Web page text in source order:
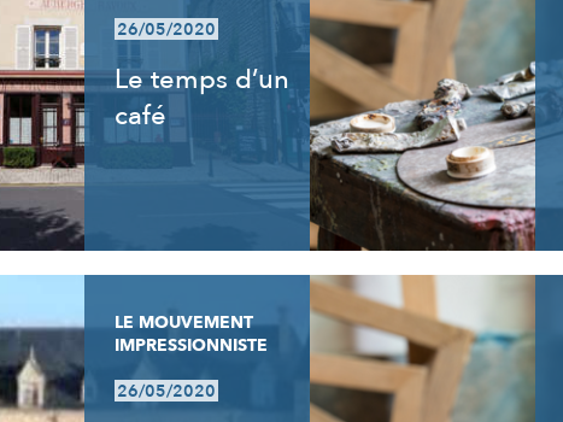
26/05/2020
Le temps d’un
café
LE MOUVEMENT
IMPRESSIONNISTE
26/05/2020